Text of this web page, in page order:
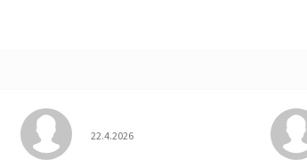
Hodnotenie obchodu je 5 z 5 hviezdičiek.
22.4.2026